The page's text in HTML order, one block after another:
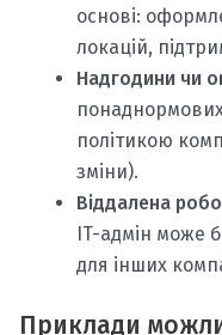
основі:
локацій,
Надгодини чи
політикою
зміни).
Віддалена
IT-адмін може
для інших
Приклади